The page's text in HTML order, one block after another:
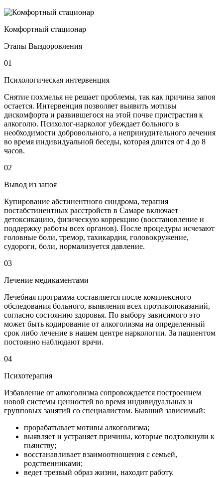
Комфортный стационар
Этапы Выздоровления
01
Психологическая интервенция
Снятие похмелья не решает проблемы, так как причина запоя
остается. Интервенция позволяет выявить мотивы
дискомфорта и развившегося на этой почве пристрастия к
алкоголю. Психолог-нарколог убеждает больного в
необходимости добровольного, а непринудительного лечения
во время индивидуальной беседы, которая длится от 4 до 8
часов.
02
Вывод из запоя
Купирование абстинентного синдрома, терапия
постабстинентных расстройств в Самаре включает
детоксикацию, физическую коррекцию (восстановление и
поддержку работы всех органов). После процедуры исчезают
головные боли, тремор, тахикардия, головокружение,
судороги, боли, нормализуется давление.
03
Лечение медикаментами
Лечебная программа составляется после комплексного
обследования больного, выявления всех противопоказаний,
согласно состоянию здоровья. По выбору зависимого это
может быть кодирование от алкоголизма на определенный
срок либо лечение в нашем центре наркологии. За пациентом
постоянно наблюдают врачи.
04
Психотерапия
Избавление от алкоголизма сопровождается построением
новой системы ценностей во время индивидуальных и
групповых занятий со специалистом. Бывший зависимый:
прорабатывает мотивы алкоголизма;
выявляет и устраняет причины, которые подтолкнули к
пьянству;
восстанавливает взаимоотношения с семьей,
родственниками;
ведет трезвый образ жизни, находит работу.